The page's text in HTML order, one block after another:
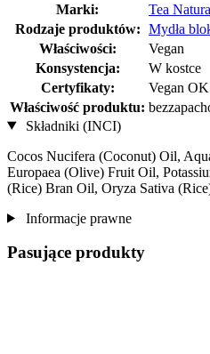
Marki:
Tea Natura
Rodzaje produktów: Mydła
Właściwości:
Vegan
Konsystencja:
W kostce
Certyfikaty:
Vegan OK
Właściwość produktu:
Składniki (INCI)
Cocos Nucifera (Coconut) Oil,
Europaea (Olive) Fruit Oil,
(Rice) Bran Oil, Oryza Sativa
Informacje prawne
Pasujące produkty